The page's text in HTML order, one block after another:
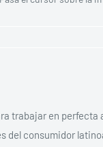
trabajar en perfecta
del consumidor